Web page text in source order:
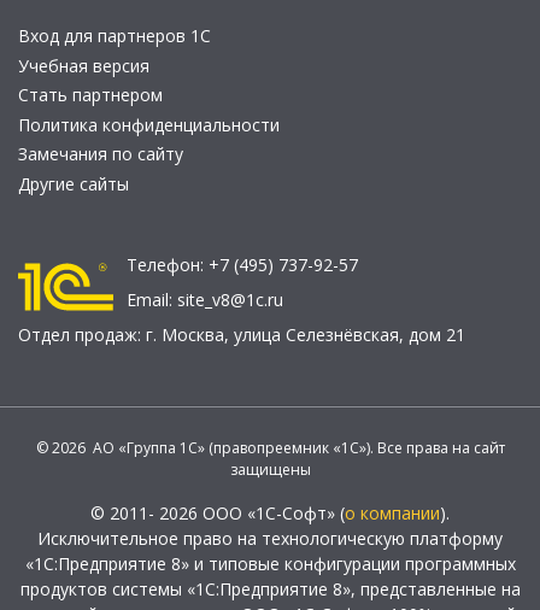
Вход для партнеров 1С
Учебная версия
Стать партнером
Политика конфиденциальности
Замечания по сайту
Другие сайты
Телефон: +7 (495) 737-92-57
Email: site_v8@1c.ru
Отдел продаж: г. Москва, улица Селезнёвская, дом 21
© 2026 АО «Группа 1С» (правопреемник «1С»). Все права на сайт
защищены
© 2011- 2026 ООО «1С-Софт» (о компании).
Исключительное право на технологическую платформу
«1С:Предприятие 8» и типовые конфигурации программных
продуктов системы «1С:Предприятие 8», представленные на